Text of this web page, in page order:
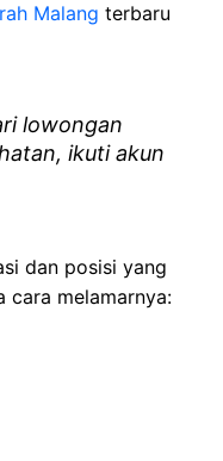
Malang terbaru
lowongan
ikuti akun
dan posisi yang
cara melamarnya: